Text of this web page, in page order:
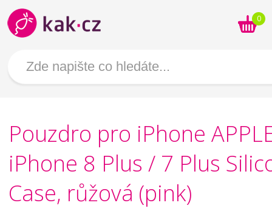
0
Pouzdro pro iPhone
iPhone 8 Plus / 7 Plus
Case, růžová (pink)